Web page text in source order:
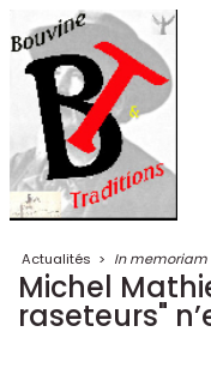
Actualités > In memoriam
Michel
raseteurs"